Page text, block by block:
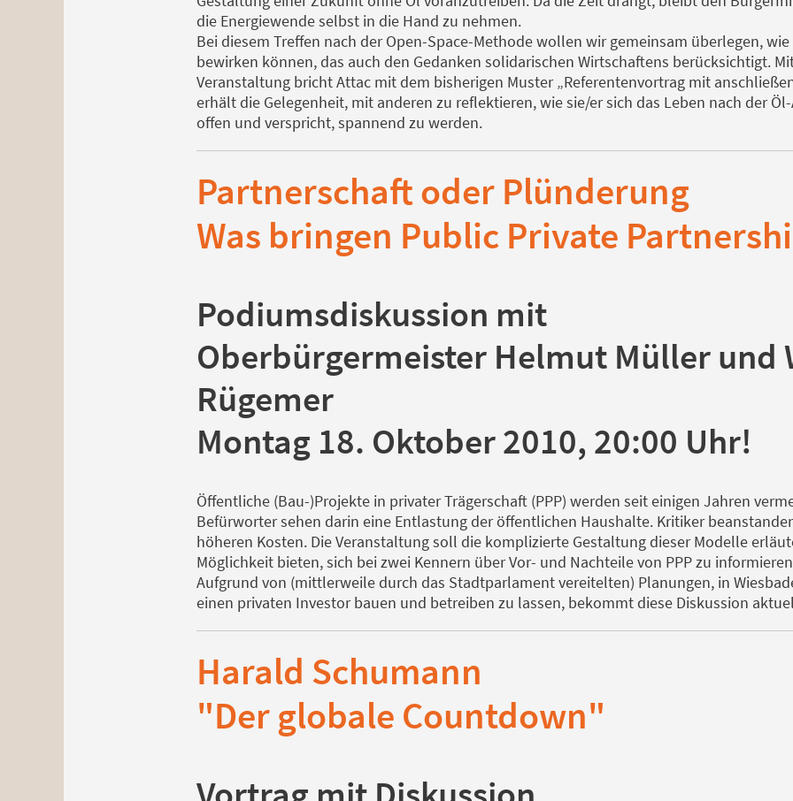
die Energiewende selbst in die Hand zu nehmen.
Bei diesem Treffen nach der Open-Space-Methode wollen wir gemeinsam überlegen,
bewirken können, das auch den Gedanken solidarischen Wirtschaftens berücksichtigt.
Veranstaltung bricht Attac mit dem bisherigen Muster „Referentenvortrag mit
erhält die Gelegenheit, mit anderen zu reflektieren, wie sie/er sich das Leben nach der
offen und verspricht, spannend zu werden.
Partnerschaft oder Plünderung
Was bringen Public Private
Podiumsdiskussion mit
Oberbürgermeister Helmut Müller und
Rügemer
Montag 18. Oktober 2010, 20:00 Uhr!
Öffentliche (Bau-)Projekte in privater Trägerschaft (PPP) werden seit einigen Jahren
Befürworter sehen darin eine Entlastung der öffentlichen Haushalte. Kritiker
höheren Kosten. Die Veranstaltung soll die komplizierte Gestaltung dieser Modelle
Möglichkeit bieten, sich bei zwei Kennern über Vor- und Nachteile von PPP zu
Aufgrund von (mittlerweile durch das Stadtparlament vereitelten) Planungen, in
einen privaten Investor bauen und betreiben zu lassen, bekommt diese Diskussion
Harald Schumann
"Der globale Countdown"